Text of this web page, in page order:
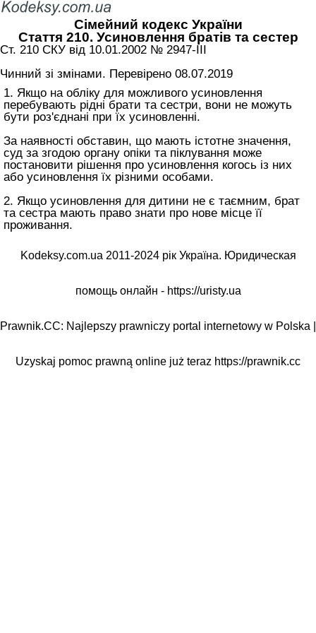
Сімейний кодекс України
Стаття 210. Усиновлення братів та сестер
Ст. 210 СКУ від 10.01.2002 № 2947-III
Чинний зі змінами. Перевірено 08.07.2019
1. Якщо на обліку для можливого усиновлення
перебувають рідні брати та сестри, вони не можуть
бути роз'єднані при їх усиновленні.
За наявності обставин, що мають істотне значення,
суд за згодою органу опіки та піклування може
постановити рішення про усиновлення когось із них
або усиновлення їх різними особами.
2. Якщо усиновлення для дитини не є таємним, брат
та сестра мають право знати про нове місце її
проживання.
Kodeksy.com.ua 2011-2024 рік Україна. Юридическая
помощь онлайн - https://uristy.ua
Prawnik.CC: Najlepszy prawniczy portal internetowy w Polska |
Uzyskaj pomoc prawną online już teraz https://prawnik.cc